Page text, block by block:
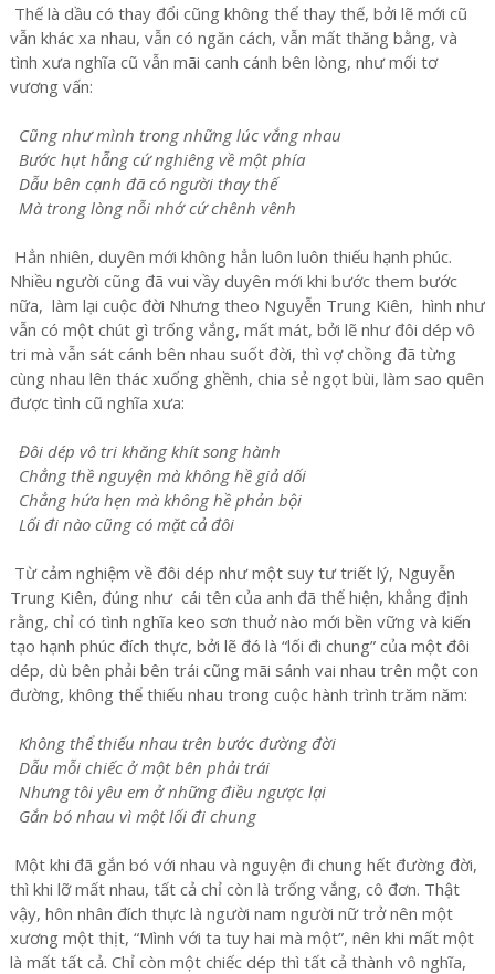
Thế là dầu có thay đổi cũng không thể thay thế, bởi lẽ mới cũ
vẫn khác xa nhau, vẫn có ngăn cách, vẫn mất thăng bằng, và
tình xưa nghĩa cũ vẫn mãi canh cánh bên lòng, như mối tơ
vương vấn:
Cũng như mình trong những lúc vắng nhau
Bước hụt hẫng cứ nghiêng về một phía
Dẫu bên cạnh đã có người thay thế
Mà trong lòng nỗi nhớ cứ chênh vênh
Hẳn nhiên, duyên mới không hẳn luôn luôn thiếu hạnh phúc.
Nhiều người cũng đã vui vầy duyên mới khi bước them bước
nữa, làm lại cuộc đời Nhưng theo Nguyễn Trung Kiên, hình như
vẫn có một chút gì trống vắng, mất mát, bởi lẽ như đôi dép vô
tri mà vẫn sát cánh bên nhau suốt đời, thì vợ chồng đã từng
cùng nhau lên thác xuống ghềnh, chia sẻ ngọt bùi, làm sao quên
được tình cũ nghĩa xưa:
Đôi dép vô tri khăng khít song hành
Chẳng thề nguyện mà không hề giả dối
Chẳng hứa hẹn mà không hề phản bội
Lối đi nào cũng có mặt cả đôi
Từ cảm nghiệm về đôi dép như một suy tư triết lý, Nguyễn
Trung Kiên, đúng như cái tên của anh đã thể hiện, khẳng định
rằng, chỉ có tình nghĩa keo sơn thuở nào mới bền vững và kiến
tạo hạnh phúc đích thực, bởi lẽ đó là “lối đi chung” của một đôi
dép, dù bên phải bên trái cũng mãi sánh vai nhau trên một con
đường, không thể thiếu nhau trong cuộc hành trình trăm năm:
Không thể thiếu nhau trên bước đường đời
Dẫu mỗi chiếc ở một bên phải trái
Nhưng tôi yêu em ở những điều ngược lại
Gắn bó nhau vì một lối đi chung
Một khi đã gắn bó với nhau và nguyện đi chung hết đường đời,
thì khi lỡ mất nhau, tất cả chỉ còn là trống vắng, cô đơn. Thật
vậy, hôn nhân đích thực là người nam người nữ trở nên một
xương một thịt, “Mình với ta tuy hai mà một”, nên khi mất một
là mất tất cả. Chỉ còn một chiếc dép thì tất cả thành vô nghĩa,